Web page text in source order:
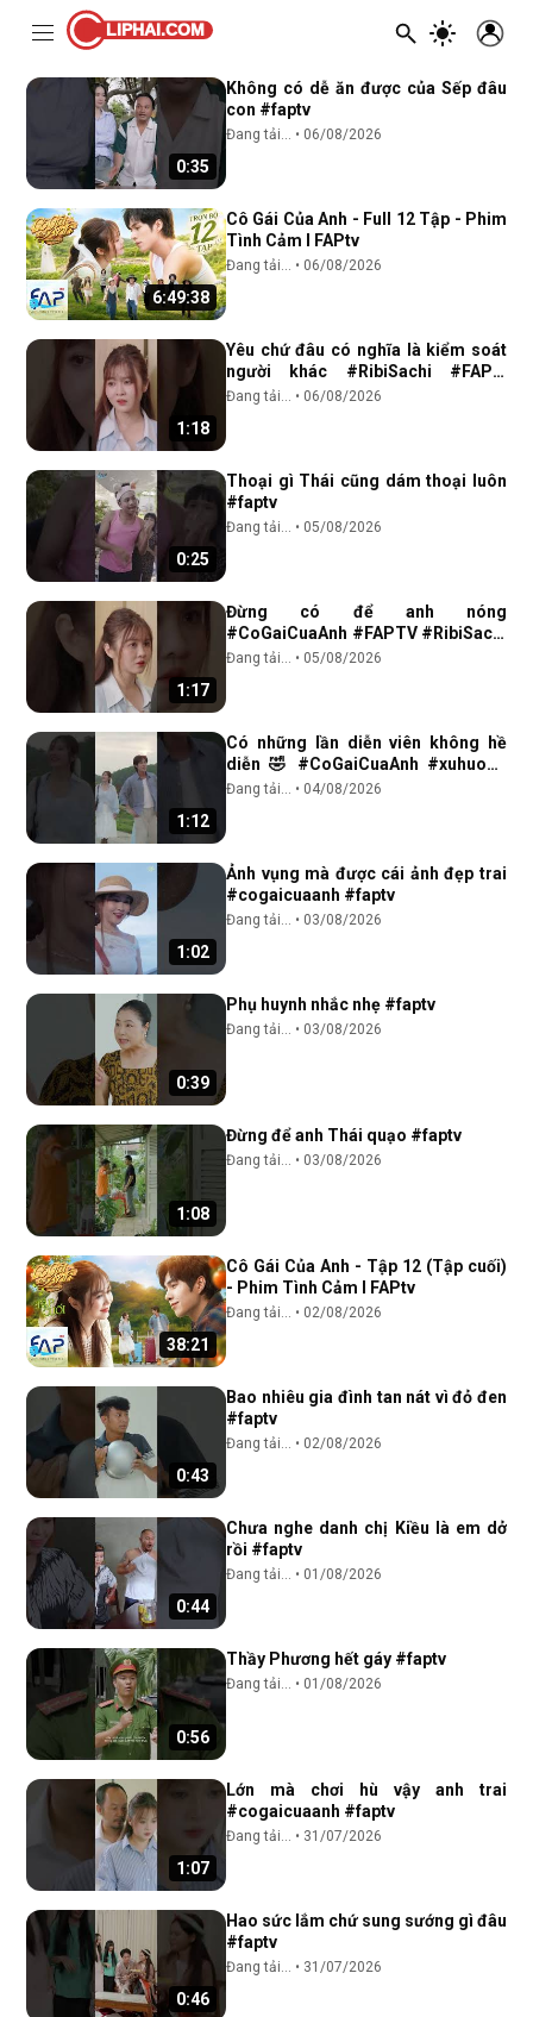
LIPHAI.COM
Tất cả Video hài dân gian khoa nguyễn clip
0:35
Không có dễ ăn được của Sếp đâu
con #faptv
Đang tải... • 06/08/2026
6:49:38
Cô Gái Của Anh - Full 12 Tập - Phim
Tình Cảm I FAPtv
Đang tải... • 06/08/2026
1:18
Yêu chứ đâu có nghĩa là kiểm soát
người khác #RibiSachi #FAPtv
#reels #CoGaiCuaAnh #viral
Đang tải... • 06/08/2026
0:25
Thoại gì Thái cũng dám thoại luôn
#faptv
Đang tải... • 05/08/2026
1:17
Đừng có để anh nóng
#CoGaiCuaAnh #FAPTV #RibiSachi
#OtisDoNhatTruong
Đang tải... • 05/08/2026
1:12
Có những lần diễn viên không hề
diễn 🤣 #CoGaiCuaAnh #xuhuong
#FAPtv #reel #Ribi #Otis #tinhcam
Đang tải... • 04/08/2026
1:02
Ảnh vụng mà được cái ảnh đẹp trai
#cogaicuaanh #faptv
Đang tải... • 03/08/2026
0:39
Phụ huynh nhắc nhẹ #faptv
Đang tải... • 03/08/2026
1:08
Đừng để anh Thái quạo #faptv
Đang tải... • 03/08/2026
38:21
Cô Gái Của Anh - Tập 12 (Tập cuối)
- Phim Tình Cảm I FAPtv
Đang tải... • 02/08/2026
0:43
Bao nhiêu gia đình tan nát vì đỏ đen
#faptv
Đang tải... • 02/08/2026
0:44
Chưa nghe danh chị Kiều là em dở
rồi #faptv
Đang tải... • 01/08/2026
0:56
Thầy Phương hết gáy #faptv
Đang tải... • 01/08/2026
1:07
Lớn mà chơi hù vậy anh trai
#cogaicuaanh #faptv
Đang tải... • 31/07/2026
0:46
Hao sức lắm chứ sung sướng gì đâu
#faptv
Đang tải... • 31/07/2026